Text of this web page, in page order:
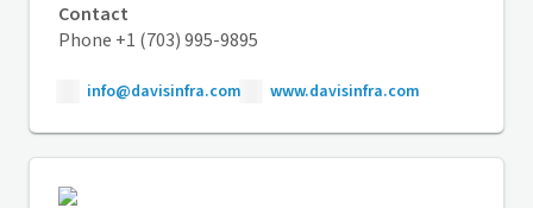
Contact
Phone +1 (703) 995-9895
info@davisinfra.com www.davisinfra.com